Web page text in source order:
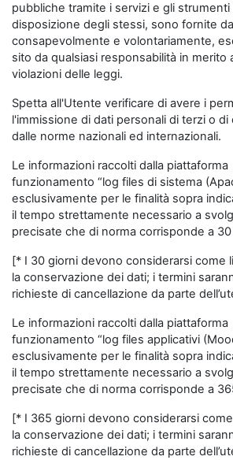
pubbliche tramite i servizi e gli strumenti
disposizione degli stessi, sono fornite
consapevolmente e volontariamente,
sito da qualsiasi responsabilità in merito
violazioni delle leggi.
Spetta all'Utente verificare di avere i
l'immissione di dati personali di terzi o
dalle norme nazionali ed internazionali.
Le informazioni raccolti dalla
funzionamento “log files di sistema
esclusivamente per le finalità sopra
il tempo strettamente necessario a
precisate che di norma corrisponde a
[* I 30 giorni devono considerarsi come
la conservazione dei dati; i termini
richieste di cancellazione da parte
Le informazioni raccolti dalla
funzionamento “log files applicativi
esclusivamente per le finalità sopra
il tempo strettamente necessario a
precisate che di norma corrisponde a
[* I 365 giorni devono considerarsi
la conservazione dei dati; i termini
richieste di cancellazione da parte